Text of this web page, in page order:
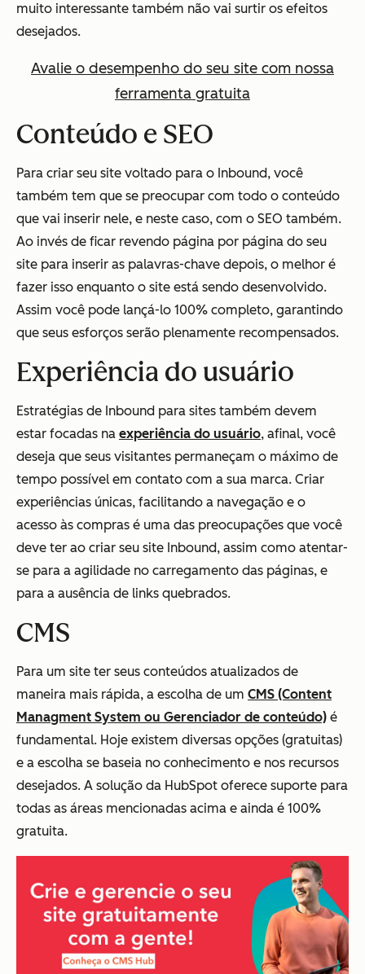
muito interessante também não vai surtir os efeitos
desejados.
Avalie o desempenho do seu site com nossa
ferramenta gratuita
Conteúdo e SEO
Para criar seu site voltado para o Inbound, você
também tem que se preocupar com todo o conteúdo
que vai inserir nele, e neste caso, com o SEO também.
Ao invés de ficar revendo página por página do seu
site para inserir as palavras-chave depois, o melhor é
fazer isso enquanto o site está sendo desenvolvido.
Assim você pode lançá-lo 100% completo, garantindo
que seus esforços serão plenamente recompensados.
Experiência do usuário
Estratégias de Inbound para sites também devem
estar focadas na experiência do usuário, afinal, você
deseja que seus visitantes permaneçam o máximo de
tempo possível em contato com a sua marca. Criar
experiências únicas, facilitando a navegação e o
acesso às compras é uma das preocupações que você
deve ter ao criar seu site Inbound, assim como atentar-
se para a agilidade no carregamento das páginas, e
para a ausência de links quebrados.
CMS
Para um site ter seus conteúdos atualizados de
maneira mais rápida, a escolha de um CMS (Content
Managment System ou Gerenciador de conteúdo) é
fundamental. Hoje existem diversas opções (gratuitas)
e a escolha se baseia no conhecimento e nos recursos
desejados. A solução da HubSpot oferece suporte para
todas as áreas mencionadas acima e ainda é 100%
gratuita.